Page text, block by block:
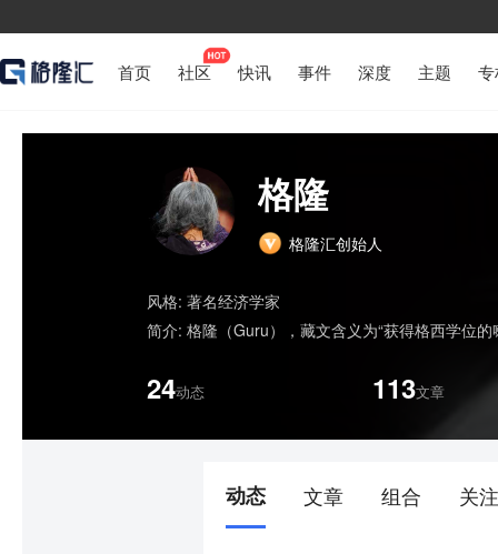
首页 社区 快讯 事件 深度 主题
格隆
格隆汇创始人
风格: 著名经济学家
简介: 格隆（Guru），藏文含义为“获得格西学位
24动态 113文章
动态 文章 组合 关注